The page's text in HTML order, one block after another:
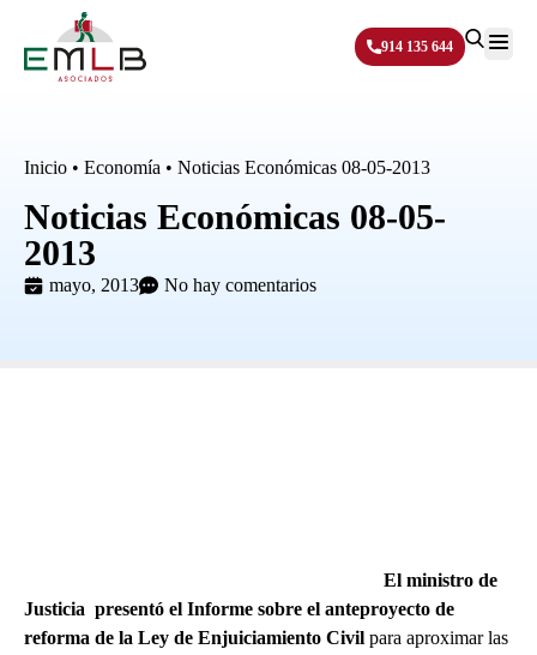
914 135 644
Inicio • Economía • Noticias Económicas 08-05-2013
Noticias Económicas 08-05-
2013
mayo, 2013 No hay comentarios
El ministro de
Justicia presentó el Informe sobre el anteproyecto de
reforma de la Ley de Enjuiciamiento Civil para aproximar las